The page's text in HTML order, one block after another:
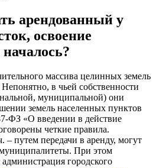
арендованный у
освоение
массива целинных земель
в чьей собственности
муниципальной) они
земель населенных пунктов
ФЗ «О введении в действие
четкие правила.
– путем передачи в аренду, могут
При этом
городского